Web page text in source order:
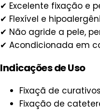
✔ Excelente fixação e
✔ Flexível e
✔ Não agride a pele,
✔ Acondicionada em
Indicações de Uso
Fixaçã de
Fixação de